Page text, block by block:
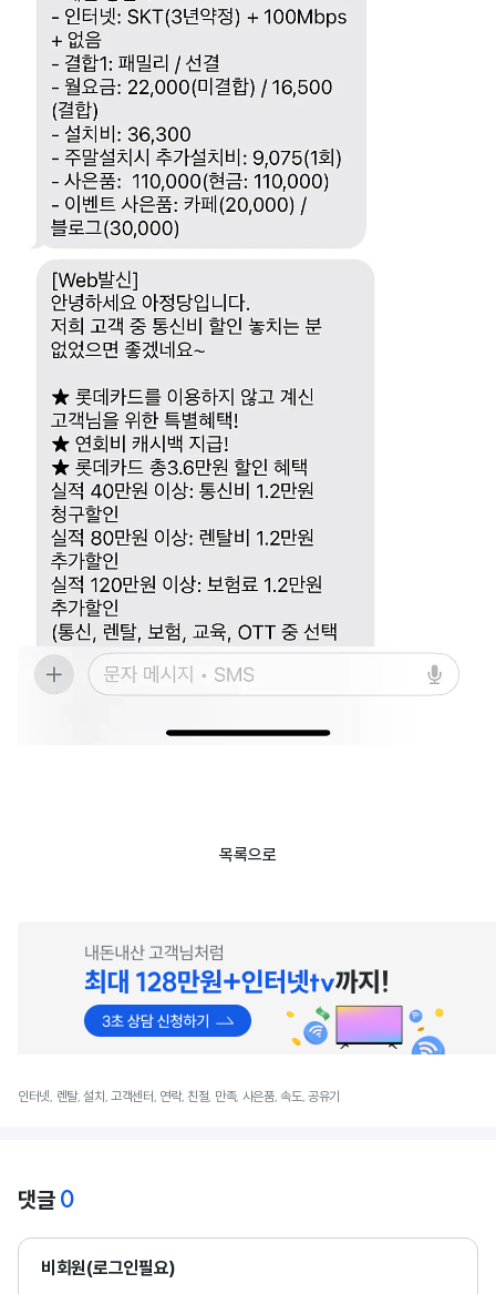
목록으로
인터넷, 렌탈, 설치, 고객센터, 연락, 친절, 만족, 사은품, 속도, 공유기
댓글 0
비회원(로그인필요)